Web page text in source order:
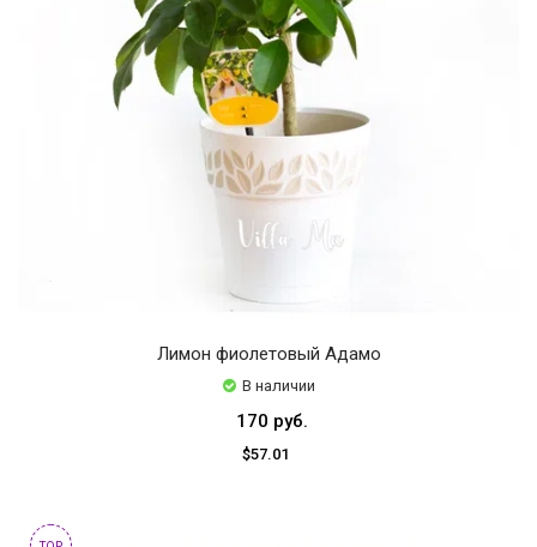
Лимон фиолетовый Адамо
В наличии
170 руб.
$57.01